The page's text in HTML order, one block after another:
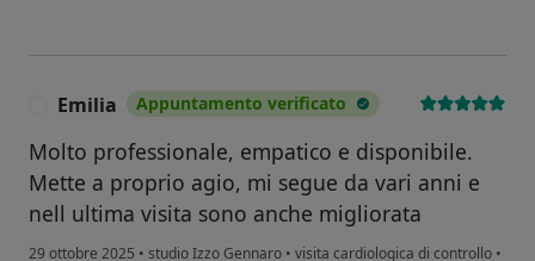
Emilia Appuntamento verificato
Molto professionale, empatico e disponibile.
Mette a proprio agio, mi segue da vari anni e
nell ultima visita sono anche migliorata
29 ottobre 2025 • studio Izzo Gennaro • visita cardiologica di controllo •